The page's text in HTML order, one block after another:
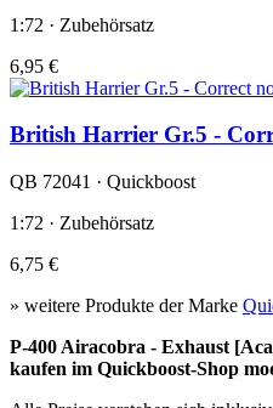
1:72 · Zubehörsatz
6,95 €
British Harrier Gr.5 -
QB 72041 · Quickboost
1:72 · Zubehörsatz
6,75 €
» weitere Produkte der Marke
P-400 Airacobra - Exhaust
kaufen im Quickboost-Shop